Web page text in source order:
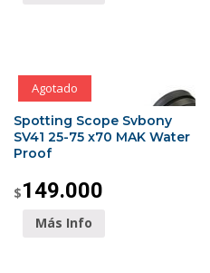
Agotado
Spotting Scope Svbony
SV41 25-75 x70 MAK Water
Proof
$149.000
Más Info